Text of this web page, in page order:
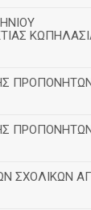
ΣΧΟΛΙΚΩΝ